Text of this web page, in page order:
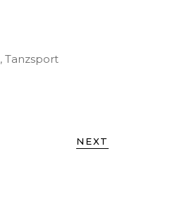
, Tanzsport
NEXT